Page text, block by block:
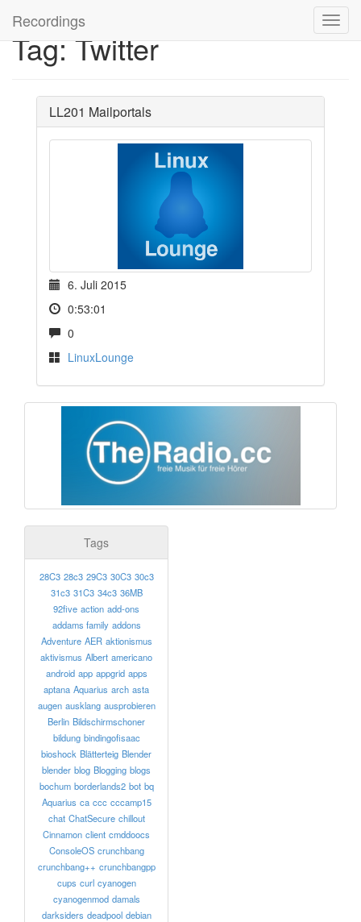
Recordings
Tag: Twitter
LL201 Mailportals
6. Juli 2015
0:53:01
0
LinuxLounge
Tags
28C3 28c3 29C3 30C3 30c3
31c3 31C3 34c3 36MB
92five action add-ons
addams family addons
Adventure AER aktionismus
aktivismus Albert americano
android app appgrid apps
aptana Aquarius arch asta
augen ausklang ausprobieren
Berlin Bildschirmschoner
bildung bindingofisaac
bioshock Blätterteig Blender
blender blog Blogging blogs
bochum borderlands2 bot bq
Aquarius ca ccc cccamp15
chat ChatSecure chillout
Cinnamon client cmddoocs
ConsoleOS crunchbang
crunchbang++ crunchbangpp
cups curl cyanogen
cyanogenmod damals
darksiders deadpool debian